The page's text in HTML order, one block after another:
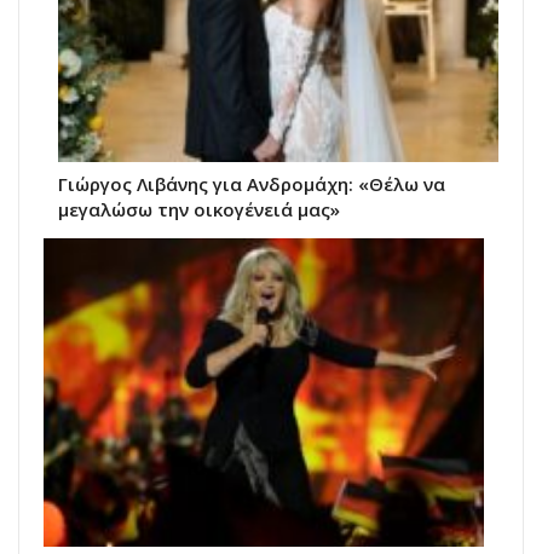
Γιώργος Λιβάνης για Ανδρομάχη: «Θέλω να
μεγαλώσω την οικογένειά μας»